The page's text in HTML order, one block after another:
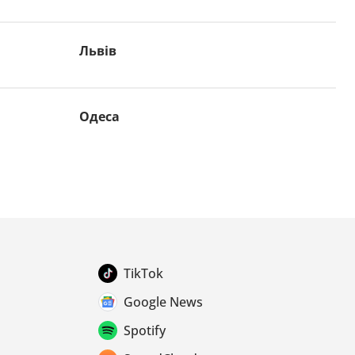
Львів
Одеса
TikTok
Google News
Spotify